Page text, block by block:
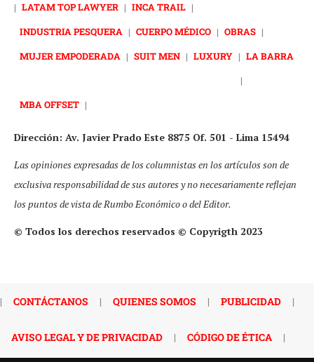
| LATAM TOP LAWYER | INCA TRAIL |
INDUSTRIA PESQUERA | CUERPO MÉDICO | OBRAS |
MUJER EMPODERADA | SUIT MEN | LUXURY | LA BARRA
|
MBA OFFSET |
Dirección: Av. Javier Prado Este 8875 Of. 501 - Lima 15494
Las opiniones expresadas de los columnistas en los artículos son de
exclusiva responsabilidad de sus autores y no necesariamente reflejan
los puntos de vista de Rumbo Económico o del Editor.
© Todos los derechos reservados © Copyrigth 2023
| CONTÁCTANOS | QUIENES SOMOS | PUBLICIDAD |
AVISO LEGAL Y DE PRIVACIDAD | CÓDIGO DE ÉTICA |